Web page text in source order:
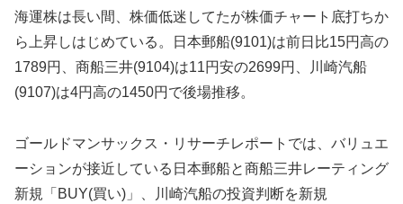
海運株は長い間、株価低迷してたが株価チャート底打ちか
ら上昇しはじめている。日本郵船(9101)は前日比15円高の
1789円、商船三井(9104)は11円安の2699円、川崎汽船
(9107)は4円高の1450円で後場推移。
ゴールドマンサックス・リサーチレポートでは、バリュエ
ーションが接近している日本郵船と商船三井レーティング
新規「BUY(買い)」、川崎汽船の投資判断を新規